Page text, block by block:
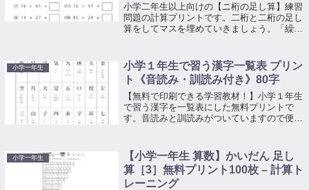
小学二年生以上向けの【ニ桁の足し算】練習
問題の計算プリントです。二桁と二桁の足し
算をしてマスを埋めていきましょう。「繰り
小学一年生
小学１年生で習う漢字一覧表 プリン
ト《音読み・訓読み付き》80字
【無料で印刷できる学習教材！】小学１年生
で習う漢字を一覧表にした無料プリントで
す。音読みと訓読みがついていますので便利
小学一年生
【小学一年生 算数】かいだん 足し
算［3］無料プリント100枚 – 計算ト
レーニング